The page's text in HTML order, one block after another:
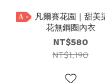
A
花無鋼圈內衣
NT$580
NT$1,190